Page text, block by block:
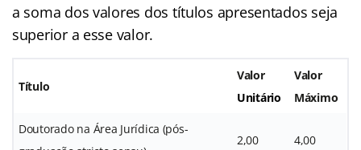
a soma dos valores dos títulos apresentados seja
superior a esse valor.
Título
Valor
Unitário
Valor
Máximo
Doutorado na Área Jurídica (pós-
2,00 4,00